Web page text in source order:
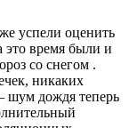
успели оценить
это время были и
со снегом .
никаких
шум дождя теперь